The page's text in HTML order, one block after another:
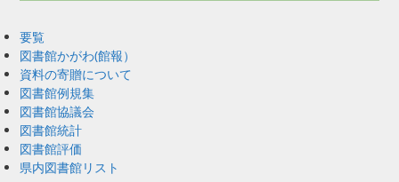
要覧
図書館かがわ(館報）
資料の寄贈について
図書館例規集
図書館協議会
図書館統計
図書館評価
県内図書館リスト